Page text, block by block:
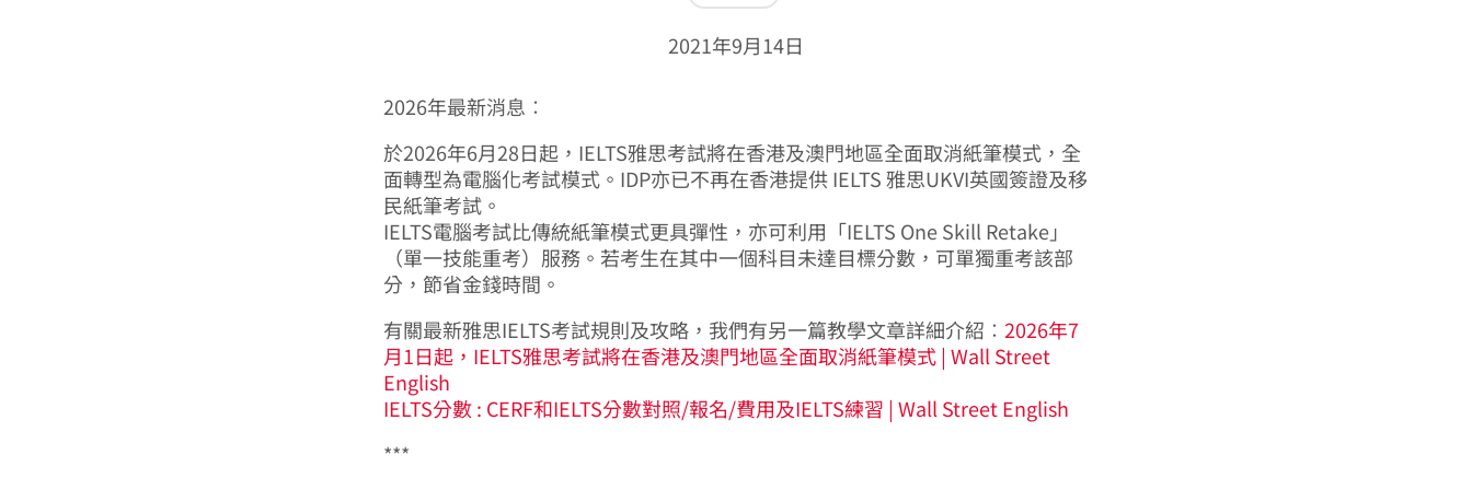
2021年9月14日
2026年最新消息︰
於2026年6月28日起，IELTS雅思考試將在香港及澳門地區全面取消紙筆模式，全
面轉型為電腦化考試模式。IDP亦已不再在香港提供 IELTS 雅思UKVI英國簽證及移
民紙筆考試。
IELTS電腦考試比傳統紙筆模式更具彈性，亦可利用「IELTS One Skill Retake」
（單一技能重考）服務。若考生在其中一個科目未達目標分數，可單獨重考該部
分，節省金錢時間。
有關最新雅思IELTS考試規則及攻略，我們有另一篇教學文章詳細介紹︰ 2026年7
月1日起，IELTS雅思考試將在香港及澳門地區全面取消紙筆模式 | Wall Street
English
IELTS分數 : CERF和IELTS分數對照/報名/費用及IELTS練習 | Wall Street English
***